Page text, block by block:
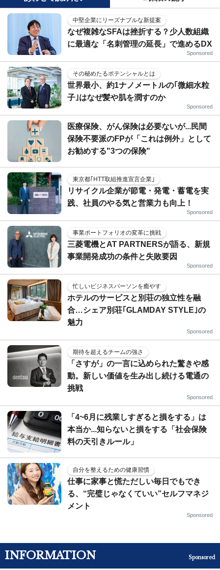
中堅企業にリーズナブルな新提案
なぜ複雑なSFAは挫折する？少人数組織
に最適な「名刺管理の延長」で進めるDX
Sponsored
その秘めたるポテンシャルとは
世界最小、約1ナノメートルの｢微細水粒
子｣はなぜ髪や肌を潤すのか
Sponsored
医療保険、がん保険は必要ないが...民間
保険不要派のFPが「これは例外」として
お勧めする"3つの保険"
東京都｢HTT取組推進宣言企業｣
リサイクル企業が節電・発電・蓄電を実
践、社員のやる気と営業力も向上！
Sponsored
事業ポートフォリオの変革に挑戦
三菱電機とAT PARTNERSが語る、新規
事業開発成功の条件と失敗要因
Sponsored
忙しいビジネスパーソンを癒やす
ホテルのサービスと別荘の独立性を融
合…シェア別荘｢GLAMDAY STYLE｣の
魅力
Sponsored
期待を超えるチームの強さ
「さすが」の一言に込められた驚きや感
動。新しい価値を生み出し続ける電通の
挑戦
Sponsored
「4~6月に残業しすぎると損をする」は
本当か...知らないと損をする「社会保険
料の天引きルール」
自分を整えるための健康習慣
仕事に家事と慌ただしい毎日でもでき
る、“完璧じゃなくていい”セルフマネジ
メント
Sponsored
INFORMATION Sponsored